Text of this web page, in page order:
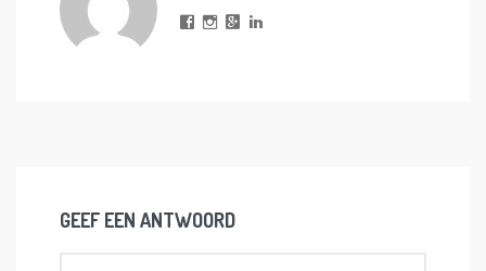
GEEF EEN ANTWOORD